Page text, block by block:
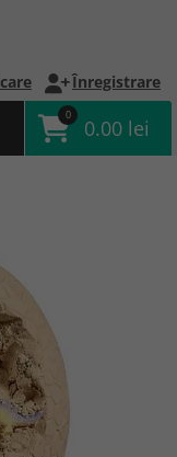
Înregistrare
0
0.00 lei